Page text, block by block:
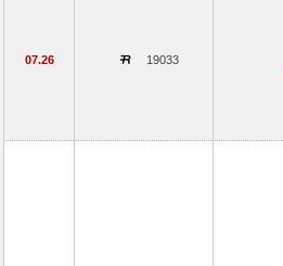
07.26 19033